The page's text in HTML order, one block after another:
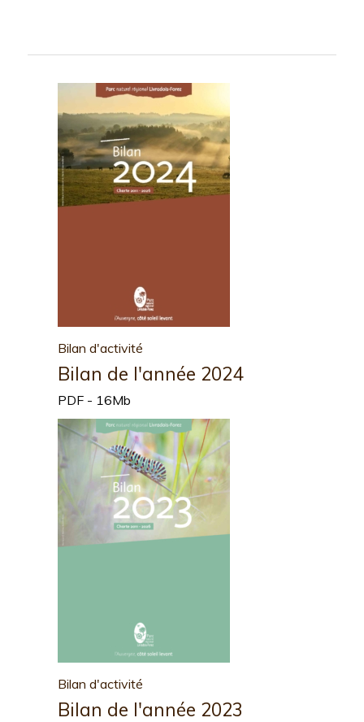
Bilan d'activité
Bilan de l'année 2024
PDF - 16Mb
Bilan d'activité
Bilan de l'année 2023